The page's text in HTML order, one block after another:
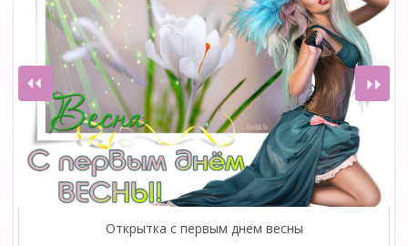
Открытка с первым днем весны